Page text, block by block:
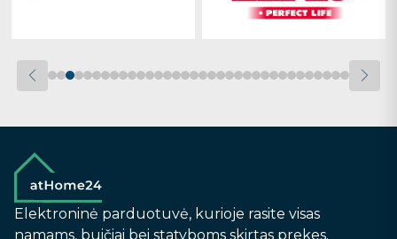
Elektroninė parduotuvė, kurioje rasite visas
namams, buičiai bei statyboms skirtas prekes.